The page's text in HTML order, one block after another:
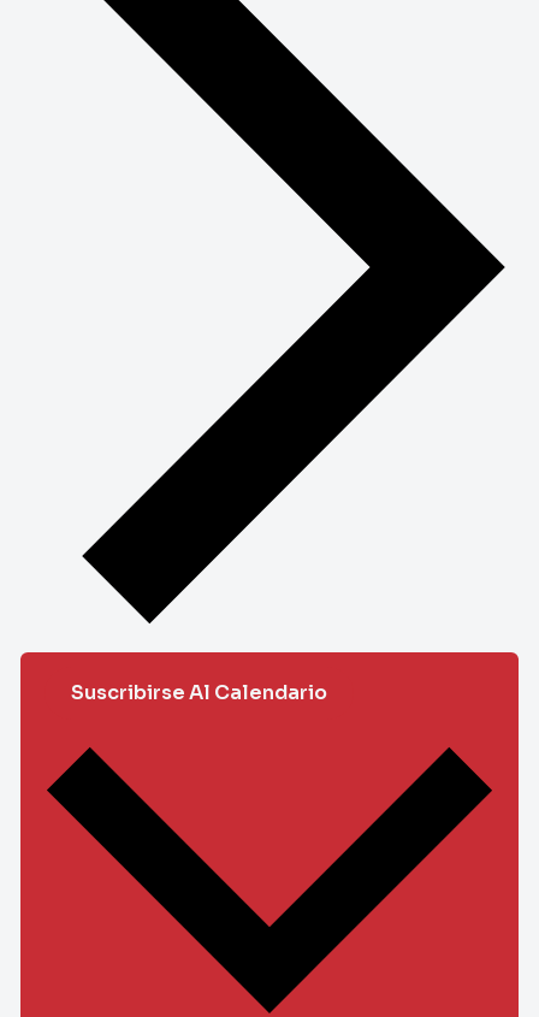
Suscribirse Al Calendario